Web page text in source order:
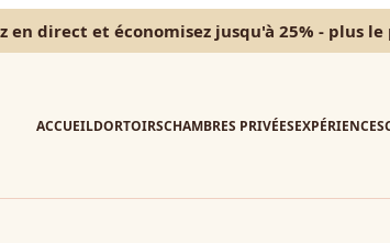
en direct et économisez jusqu'à 25% - plus
ACCUEILDORTOIRSCHAMBRES PRIVÉESEXPÉRIENCES